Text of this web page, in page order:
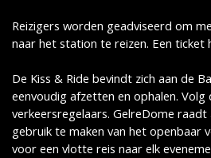
Reizigers worden geadviseerd om
naar het station te reizen. Een ticket
De Kiss & Ride bevindt zich aan de
eenvoudig afzetten en ophalen. Volg
verkeersregelaars. GelreDome raadt
gebruik te maken van het openbaar
voor een vlotte reis naar elk